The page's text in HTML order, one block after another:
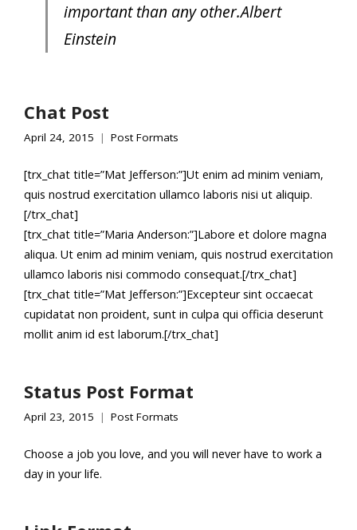
important than any other.Albert
Einstein
Chat Post
April 24, 2015 Post Formats
[trx_chat title=”Mat Jefferson:”]Ut enim ad minim veniam,
quis nostrud exercitation ullamco laboris nisi ut aliquip.
[/trx_chat]
[trx_chat title=”Maria Anderson:”]Labore et dolore magna
aliqua. Ut enim ad minim veniam, quis nostrud exercitation
ullamco laboris nisi commodo consequat.[/trx_chat]
[trx_chat title=”Mat Jefferson:”]Excepteur sint occaecat
cupidatat non proident, sunt in culpa qui officia deserunt
mollit anim id est laborum.[/trx_chat]
Status Post Format
April 23, 2015 Post Formats
Choose a job you love, and you will never have to work a
day in your life.